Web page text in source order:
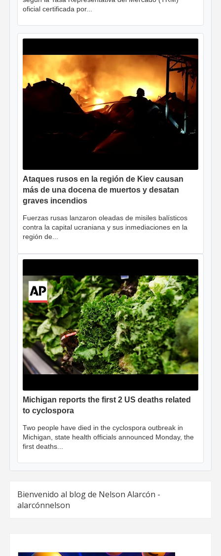
oficial certificada por...
Ataques rusos en la región de Kiev causan
más de una docena de muertos y desatan
graves incendios
Fuerzas rusas lanzaron oleadas de misiles balísticos
contra la capital ucraniana y sus inmediaciones en la
región de...
Michigan reports the first 2 US deaths related
to cyclospora
Two people have died in the cyclospora outbreak in
Michigan, state health officials announced Monday, the
first deaths...
Bienvenido al blog de Nelson Alarcón -
alarcónnelson